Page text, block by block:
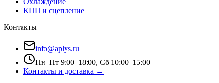
Охлаждение
КПП и сцепление
Контакты
info@aplys.ru
Пн–Пт 9:00–18:00, Сб 10:00–15:00
Контакты и доставка →